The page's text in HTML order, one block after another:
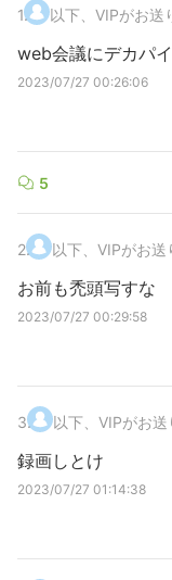
1. 以下、VIPがお送
web会議にデカパ
2023/07/27 00:26:06
5
2. 以下、VIPがお送
お前も禿頭写すな
2023/07/27 00:29:58
3. 以下、VIPがお送
録画しとけ
2023/07/27 01:14:38